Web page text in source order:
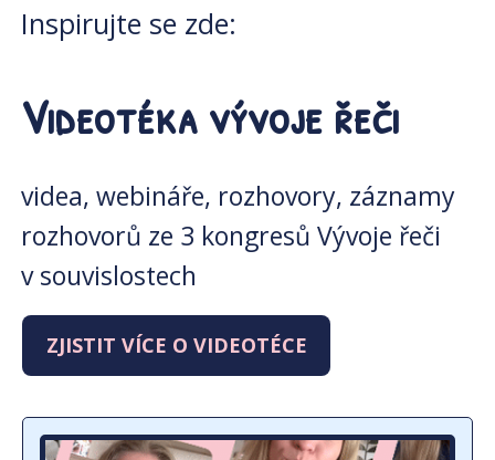
Inspirujte se zde:
Videotéka vývoje řeči
videa, webináře, rozhovory, záznamy
rozhovorů ze 3 kongresů Vývoje řeči
v souvislostech
ZJISTIT VÍCE O VIDEOTÉCE